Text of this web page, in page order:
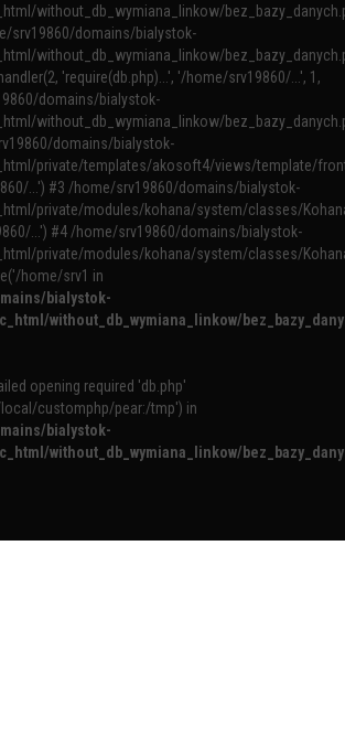
without_db_wymiana_linkow/
srv19860/domains/bialystok-
without_db_wymiana_linkow/
'require(db.php)...', '/home/srv19860/...', 1,
domains/bialystok-
without_db_wymiana_linkow/
domains/bialystok-
private/templates/akosoft4/views/template/
...') #3 /home/srv19860/domains/bialystok-
private/modules/kohana/system/classes/
...') #4 /home/srv19860/domains/bialystok-
private/modules/kohana/system/classes/
home/srv1 in
bialystok-
without_db_wymiana_linkow/
opening required 'db.php'
customphp/pear:/tmp') in
bialystok-
without_db_wymiana_linkow/